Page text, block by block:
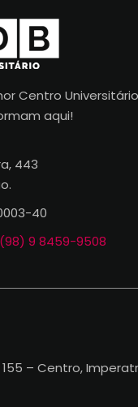
Centro
aqui!
443
40
(98) 9 8459-9508
– Centro,